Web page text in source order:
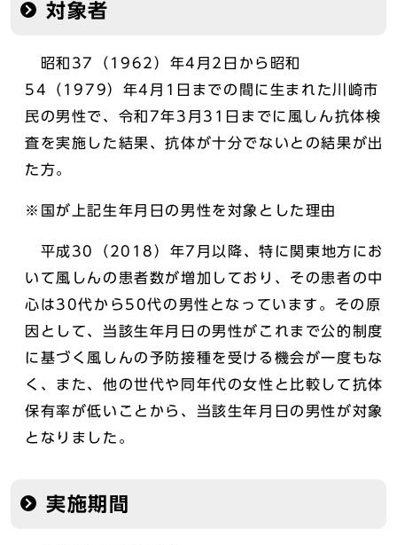
対象者
昭和37（1962）年4月2日から昭和
54（1979）年4月1日までの間に生まれた川崎市
民の男性で、令和7年3月31日までに風しん抗体検
査を実施した結果、抗体が十分でないとの結果が出
た方。
※国が上記生年月日の男性を対象とした理由
平成30（2018）年7月以降、特に関東地方にお
いて風しんの患者数が増加しており、その患者の中
心は30代から50代の男性となっています。その原
因として、当該生年月日の男性がこれまで公的制度
に基づく風しんの予防接種を受ける機会が一度もな
く、また、他の世代や同年代の女性と比較して抗体
保有率が低いことから、当該生年月日の男性が対象
となりました。
実施期間